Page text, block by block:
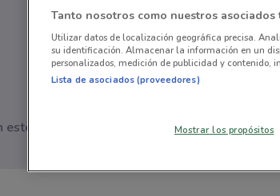
este momento no hay ofertas vigentes
Tanto nosotros como nuestros
Utilizar datos de localización geográfica precisa.
su identificación. Almacenar la información en un
personalizados, medición de publicidad y contenido,
Lista de asociados (proveedores)
Mostrar los propósitos